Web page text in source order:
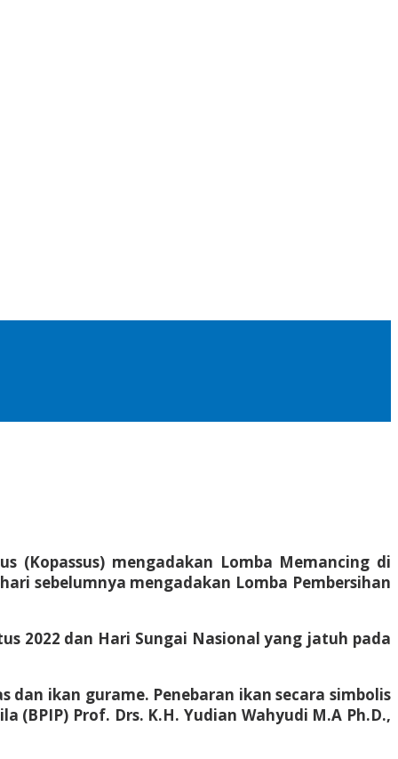
(Kopassus) mengadakan Lomba Memancing di
sebelumnya mengadakan Lomba Pembersihan
2022 dan Hari Sungai Nasional yang jatuh pada
ikan gurame. Penebaran ikan secara simbolis
(BPIP) Prof. Drs. K.H. Yudian Wahyudi M.A Ph.D.,